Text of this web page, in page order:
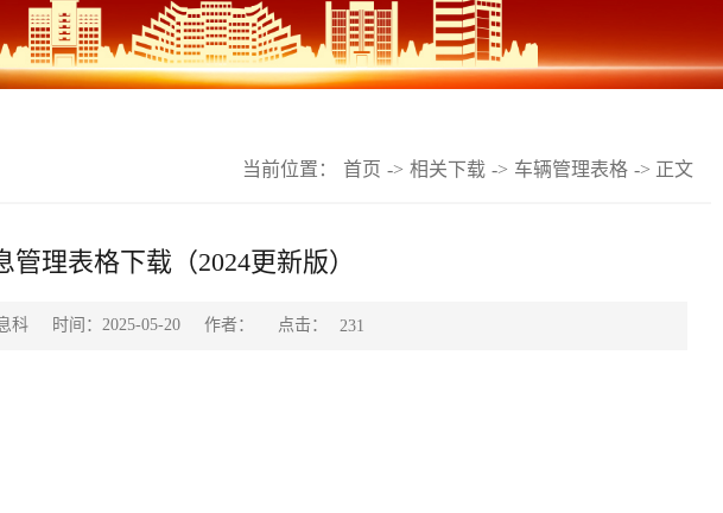
当前位置： 首页 -> 相关下载 -> 车辆管理表格 -> 正文
管理表格下载（2024更新版）
科 时间：2025-05-20 作者： 点击： 231